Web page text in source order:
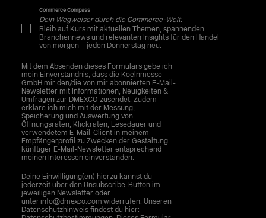
Commerce Compass
Dein Wegweiser durch die Commerce-Welt.
Bleib auf Kurs mit aktuellen Themen, spannenden
Branchennews und relevanten Insights für den Handel
von morgen – jeden Donnerstag neu.
Mit dem Absenden dieses Formulars gebe ich
mein Einverständnis, dass die Koelnmesse
GmbH mir den/die von mir abonnierten E-Mail-
Newsletter mit Informationen, Neuigkeiten &
Umfragen zur DMEXCO zusendet. Zudem
erkläre ich mich mit der Messung,
Speicherung und Auswertung von
Öffnungsraten, Klickraten, Lesedauer und
verwendetem E-Mail-Client in meinem
Empfängerprofil zu Zwecken der Gestaltung
künftiger E-Mail-Newsletter entsprechend
meinen Interessen einverstanden.
Deine Einwilligung(en) hierzu kannst du
jederzeit über den Unsubscribe-Button im
jeweiligen Newsletter oder
unter info@dmexco.com widerrufen. Unseren
Datenschutzhinweis findest du hier: